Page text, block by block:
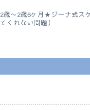
2歳〜2歳6ヶ月★ジーナ式ス
てくれない問題）